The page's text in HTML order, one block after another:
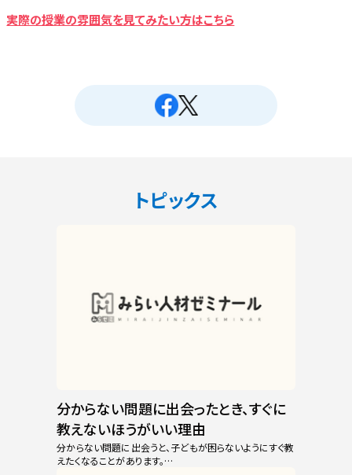
実際の授業の雰囲気を見てみたい方はこちら
トピックス
分からない問題に出会ったとき、すぐに
教えないほうがいい理由
分からない問題に出会うと、子どもが困らないようにすぐ教
えたくなることがあります。…